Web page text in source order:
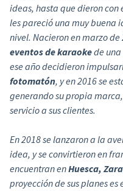
ideas, hasta que dieron con
les pareció una muy buena
nivel. Nacieron en marzo
eventos de karaokede una
ese año decidieron
fotomatón, y en 2016 se
generando su propia
servicio a sus clientes.
En 2018 se lanzaron a la
idea, y se convirtieron en
encuentran enHuesca,
proyección de sus planes